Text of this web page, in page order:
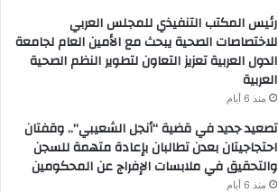
رئيس المكتب التنفيذي للمجلس العربي
للاختصاصات الصحية يبحث مع الأمين العام لجامعة
الدول العربية تعزيز التعاون لتطوير النظم الصحية
العربية
منذ 6 أيام
تصعيد جديد في قضية “أنجل الشعيبي”.. وقفتان
احتجاجيتان بعدن تطالبان بإعادة متهمة للسجن
والتحقيق في ملابسات الإفراج عن المحكومين
منذ 6 أيام